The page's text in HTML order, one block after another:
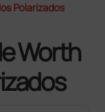
Polarizados
Worth